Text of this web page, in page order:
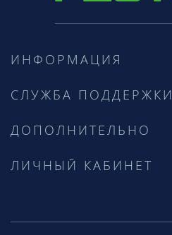
ИНФОРМАЦИЯ
СЛУЖБА ПОДДЕРЖКИ
ДОПОЛНИТЕЛЬНО
ЛИЧНЫЙ КАБИНЕТ